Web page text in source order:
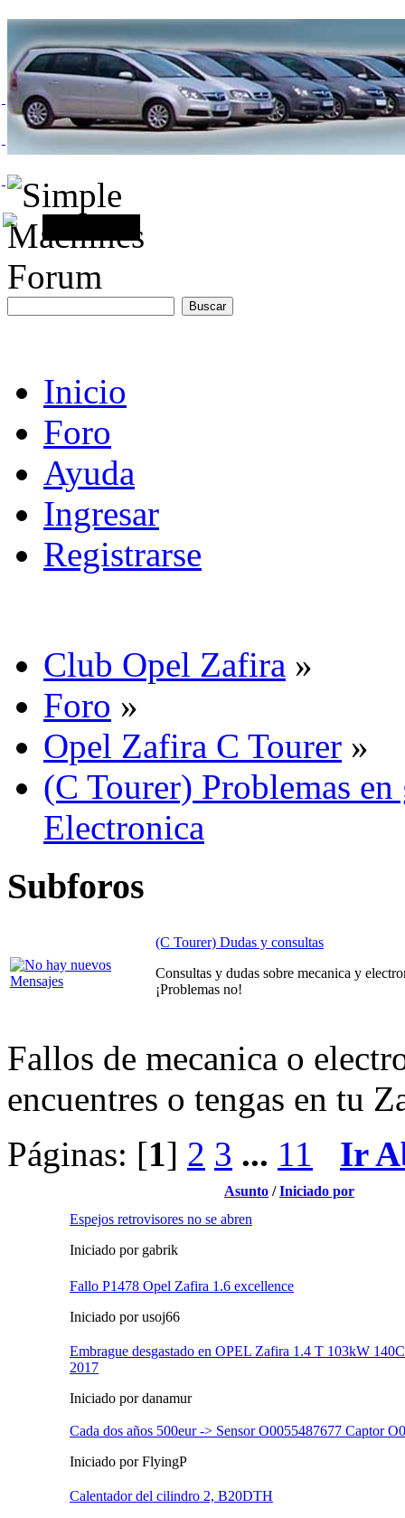
Inicio
Foro
Ayuda
Ingresar
Registrarse
Club Opel Zafira »
Foro »
Opel Zafira C Tourer »
(C Tourer) Problemas
Electronica
Subforos
(C Tourer) Dudas y consultas
Consultas y dudas sobre mecanica y
¡Problemas no!
Fallos de mecanica o
encuentres o tengas en tu
Páginas: [1] 2 3 ... 11 Ir
Asunto /Iniciado por
Espejos retrovisores no se abren
Iniciado por gabrik
Fallo P1478 Opel Zafira 1.6 excellence
Iniciado por usoj66
Embrague desgastado en OPEL Zafira 1.4 T 103kW
2017
Iniciado por danamur
Cada dos años 500eur -> Sensor O0055487677 Captor
Iniciado por FlyingP
Calentador del cilindro 2, B20DTH